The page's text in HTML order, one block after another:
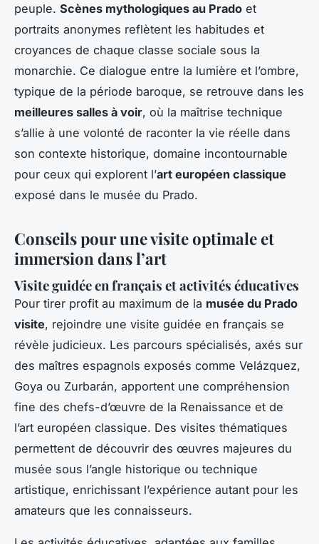
peuple. Scènes mythologiques au Prado et
portraits anonymes reflètent les habitudes et
croyances de chaque classe sociale sous la
monarchie. Ce dialogue entre la lumière et l’ombre,
typique de la période baroque, se retrouve dans les
meilleures salles à voir, où la maîtrise technique
s’allie à une volonté de raconter la vie réelle dans
son contexte historique, domaine incontournable
pour ceux qui explorent l’art européen classique
exposé dans le musée du Prado.
Conseils pour une visite optimale et
immersion dans l’art
Visite guidée en français et activités éducatives
Pour tirer profit au maximum de la musée du Prado
visite, rejoindre une visite guidée en français se
révèle judicieux. Les parcours spécialisés, axés sur
des maîtres espagnols exposés comme Velázquez,
Goya ou Zurbarán, apportent une compréhension
fine des chefs-d’œuvre de la Renaissance et de
l’art européen classique. Des visites thématiques
permettent de découvrir des œuvres majeures du
musée sous l’angle historique ou technique
artistique, enrichissant l’expérience autant pour les
amateurs que les connaisseurs.